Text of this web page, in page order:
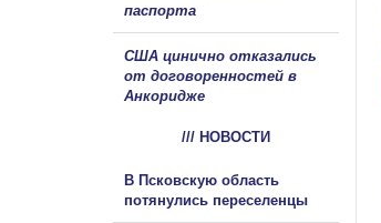
паспорта
США цинично отказались
от договоренностей в
Анкоридже
/// НОВОСТИ
В Псковскую область
потянулись переселенцы